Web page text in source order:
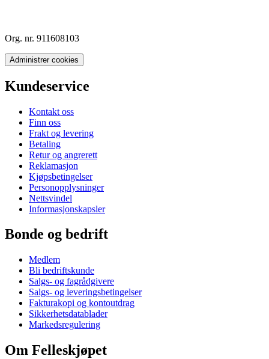
Org. nr. 911608103
Administrer cookies
Kundeservice
Kontakt oss
Finn oss
Frakt og levering
Betaling
Retur og angrerett
Reklamasjon
Kjøpsbetingelser
Personopplysninger
Nettsvindel
Informasjonskapsler
Bonde og bedrift
Medlem
Bli bedriftskunde
Salgs- og fagrådgivere
Salgs- og leveringsbetingelser
Fakturakopi og kontoutdrag
Sikkerhetsdatablader
Markedsregulering
Om Felleskjøpet